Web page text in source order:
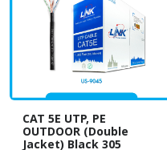
CAT 5E UTP, PE
OUTDOOR (Double
Jacket) Black 305